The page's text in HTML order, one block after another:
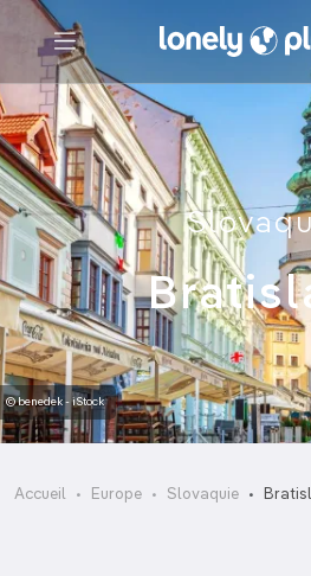
Menu
Votre
© benedek - iStock
Accueil Europe Slovaquie